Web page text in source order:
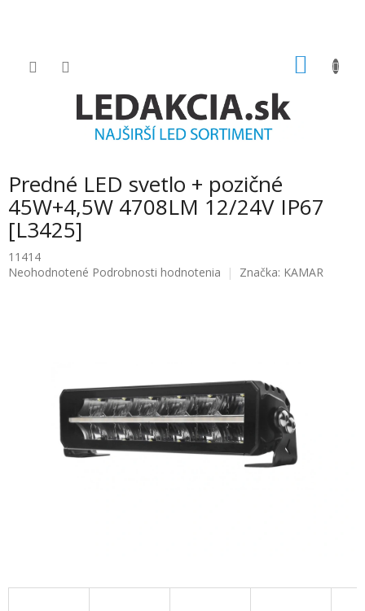
Predné LED svetlo + pozičné
45W+4,5W 4708LM 12/24V IP67
[L3425]
11414
Priemerné
Neohodnotené Podrobnosti hodnotenia Značka: KAMAR